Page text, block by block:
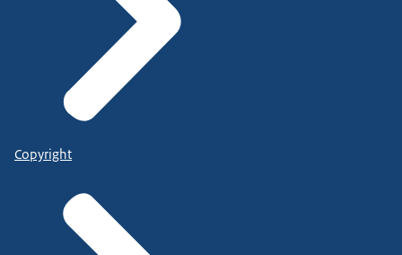
Copyright